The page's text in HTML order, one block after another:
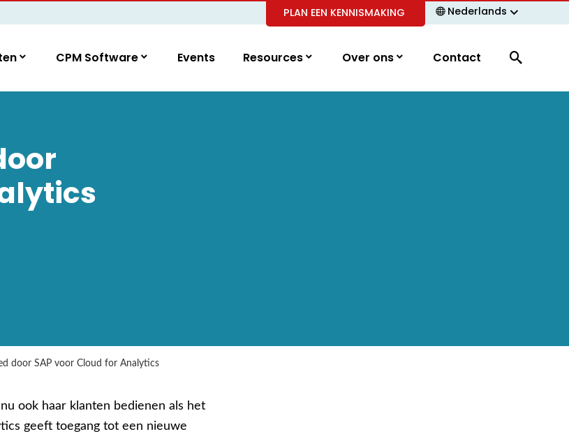
PLAN EEN KENNISMAKING Nederlands
CPM Software Events Resources Over ons Contact
door SAP voor Cloud for Analytics
ook haar klanten bedienen als het
geeft toegang tot een nieuwe